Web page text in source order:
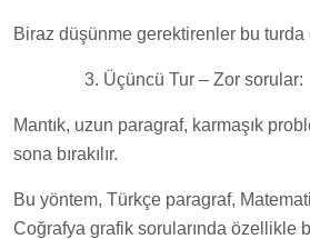
Biraz düşünme gerektirenler bu turda
3. Üçüncü Tur – Zor sorular:
Mantık, uzun paragraf, karmaşık
sona bırakılır.
Bu yöntem, Türkçe paragraf,
Coğrafya grafik sorularında özellikle